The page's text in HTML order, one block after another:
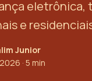
eletrônica,
e
Junior
· 5 min